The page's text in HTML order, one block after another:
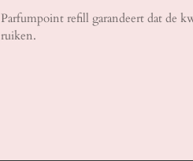
Parfumpoint refill garandeert dat de
ruiken.